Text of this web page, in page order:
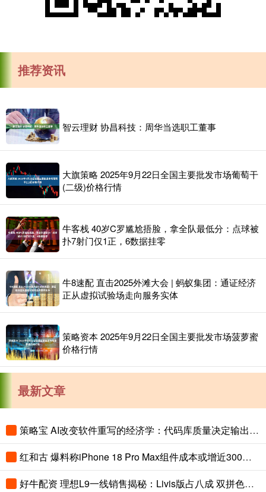
推荐资讯
智云理财 协昌科技：周华当选职工董事
大旗策略 2025年9月22日全国主要批发市场葡萄干
(二级)价格行情
牛客栈 40岁C罗尴尬捂脸，拿全队最低分：点球被
扑7射门仅1正，6数据挂零
牛8速配 直击2025外滩大会 | 蚂蚁集团：通证经济
正从虚拟试验场走向服务实体
策略资本 2025年9月22日全国主要批发市场菠萝蜜
价格行情
最新文章
策略宝 AI改变软件重写的经济学：代码库质量决定输出上限
红和古 爆料称iPhone 18 Pro Max组件成本或增近300美元
好牛配资 理想L9一线销售揭秘：Livis版占八成 双拼色成“标配”